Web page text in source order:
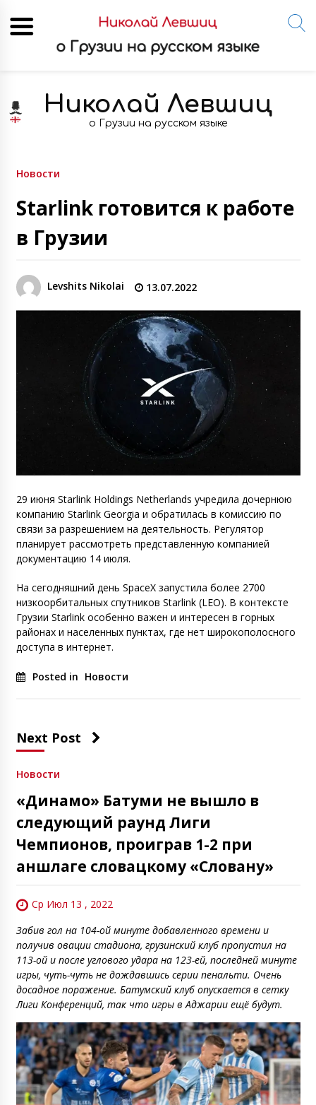
content
Николай Левшиц
о Грузии на русском языке
Новости
Starlink готовится к работе
в Грузии
Levshits Nikolai 13.07.2022
29 июня Starlink Holdings Netherlands учредила дочернюю
компанию Starlink Georgia и обратилась в комиссию по
связи за разрешением на деятельность. Регулятор
планирует рассмотреть представленную компанией
документацию 14 июля.
На сегодняшний день SpaceX запустила более 2700
низкоорбитальных спутников Starlink (LEO). В контексте
Грузии Starlink особенно важен и интересен в горных
районах и населенных пунктах, где нет широкополосного
доступа в интернет.
Posted in Новости
Next Post
Новости
«Динамо» Батуми не вышло в
следующий раунд Лиги
Чемпионов, проиграв 1-2 при
аншлаге словацкому «Словану»
Ср Июл 13 , 2022
Забив гол на 104-ой минуте добавленного времени и
получив овации стадиона, грузинский клуб пропустил на
113-ой и после углового удара на 123-ей, последней минуте
игры, чуть-чуть не дождавшись серии пенальти. Очень
досадное поражение. Батумский клуб опускается в сетку
Лиги Конференций, так что игры в Аджарии ещё будут.